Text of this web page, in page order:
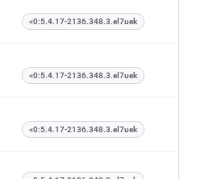
<0:5.4.17-2136.348.3.el7uek
<0:5.4.17-2136.348.3.el7uek
<0:5.4.17-2136.348.3.el7uek